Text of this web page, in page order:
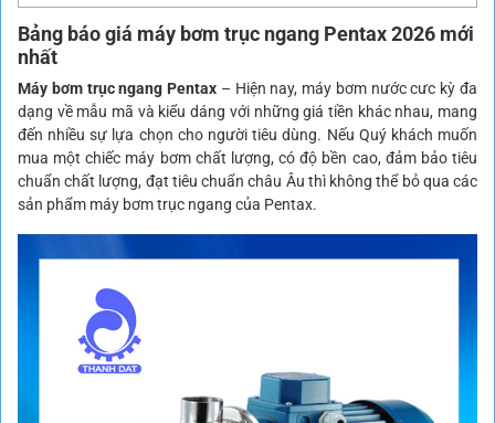
Bảng báo giá máy bơm trục ngang Pentax2026 mới
nhất
Máy bơm trục ngang Pentax – Hiện nay, máy bơm nước cưc kỳ đa
dạng về mẫu mã và kiểu dáng với những giá tiền khác nhau, mang
đến nhiều sự lựa chọn cho người tiêu dùng. Nếu Quý khách muốn
mua một chiếc máy bơm chất lượng, có độ bền cao, đảm bảo tiêu
chuẩn chất lượng, đạt tiêu chuẩn châu Âu thì không thể bỏ qua các
sản phẩm máy bơm trục ngang của Pentax.